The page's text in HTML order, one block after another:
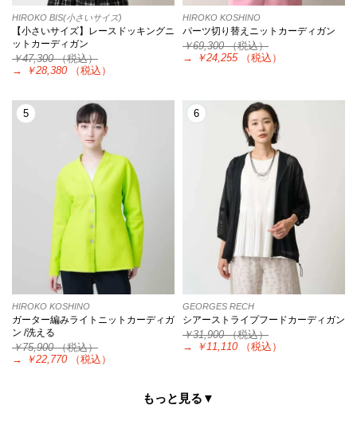
HIROKO BIS(小さいサイズ)
【小さいサイズ】レースドッキングニ
ットカーディガン
￥47,300（税込）
→
￥28,380 （税込）
HIROKO KOSHINO
パーツ切り替えニットカーディガン
￥69,300（税込）
→
￥24,255 （税込）
5
HIROKO KOSHINO
ガーター編みライトニットカーディガ
ン /洗える
￥75,900（税込）
→
￥22,770 （税込）
6
GEORGES RECH
シアーストライプフードカーディガン
￥31,900（税込）
→
￥11,110 （税込）
もっと見る▼